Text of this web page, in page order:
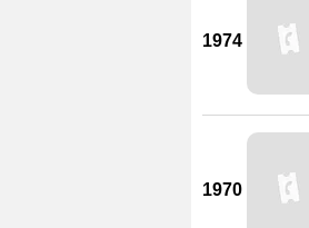
1974
1970